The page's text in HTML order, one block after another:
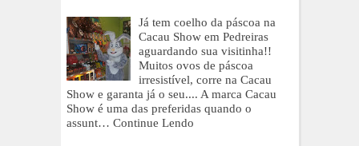
Já tem coelho da páscoa na
Cacau Show em Pedreiras
aguardando sua visitinha!!
Muitos ovos de páscoa
irresistível, corre na Cacau
Show e garanta já o seu.... A marca Cacau
Show é uma das preferidas quando o
assunt… Continue Lendo